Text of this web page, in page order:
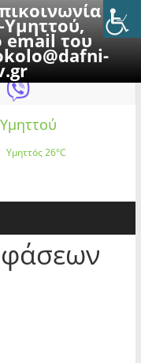
με
email του
2026
Υμηττού
Υμηττός26°C